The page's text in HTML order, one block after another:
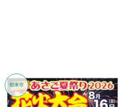
朝来市